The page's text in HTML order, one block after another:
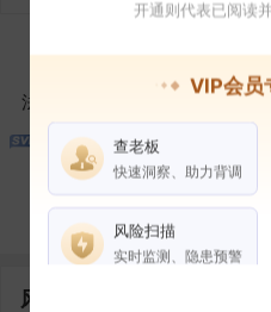
2
法定代表人
1
对外投资
1
控制企业
风险信息
开通则代表已阅读
VIP会员
查老板
快速洞察、助力背调
风险扫描
实时监测、隐患预警